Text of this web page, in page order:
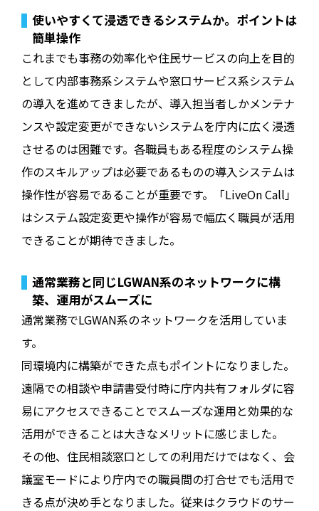
使いやすくて浸透できるシステムか。ポイントは
簡単操作
これまでも事務の効率化や住民サービスの向上を目的
として内部事務系システムや窓口サービス系システム
の導入を進めてきましたが、導入担当者しかメンテナ
ンスや設定変更ができないシステムを庁内に広く浸透
させるのは困難です。各職員もある程度のシステム操
作のスキルアップは必要であるものの導入システムは
操作性が容易であることが重要です。「LiveOn Call」
はシステム設定変更や操作が容易で幅広く職員が活用
できることが期待できました。
通常業務と同じLGWAN系のネットワークに構
築、運用がスムーズに
通常業務でLGWAN系のネットワークを活用していま
す。
同環境内に構築ができた点もポイントになりました。
遠隔での相談や申請書受付時に庁内共有フォルダに容
易にアクセスできることでスムーズな運用と効果的な
活用ができることは大きなメリットに感じました。
その他、住民相談窓口としての利用だけではなく、会
議室モードにより庁内での職員間の打合せでも活用で
きる点が決め手となりました。従来はクラウドのサー